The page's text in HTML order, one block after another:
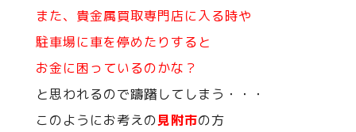
また、貴金属買取専門店に入る時や
駐車場に車を停めたりすると
お金に困っているのかな？
と思われるので躊躇してしまう・・・
このようにお考えの見附市の方